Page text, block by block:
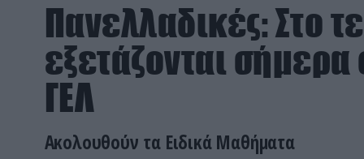
Πανελλαδικές: Στο
εξετάζονται
ΓΕΛ
Ακολουθούν τα Ειδικά Μαθήματα